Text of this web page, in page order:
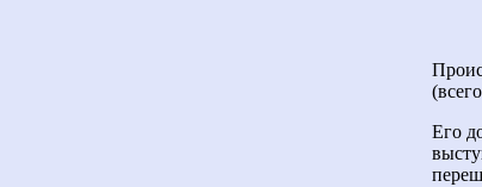
Его